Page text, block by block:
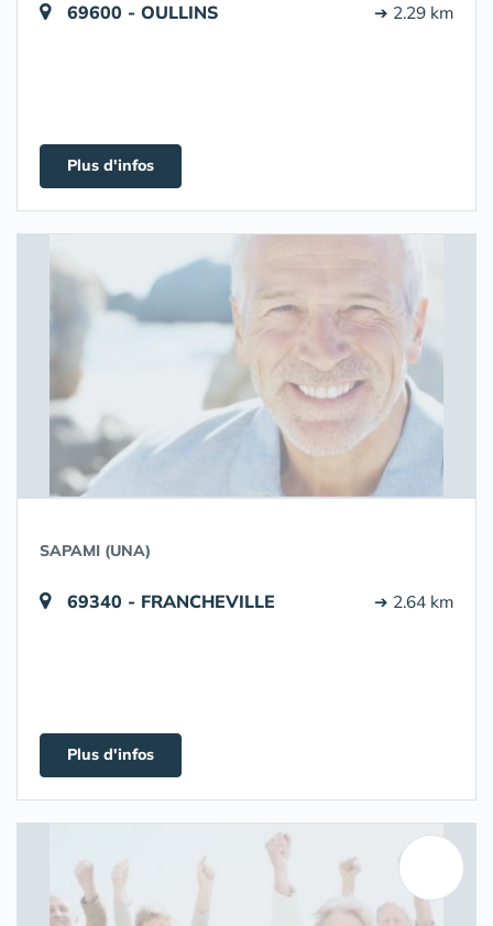
69600 - OULLINS ➔ 2.29 km
Plus d'infos
SAPAMI (UNA)
69340 - FRANCHEVILLE ➔ 2.64 km
Plus d'infos